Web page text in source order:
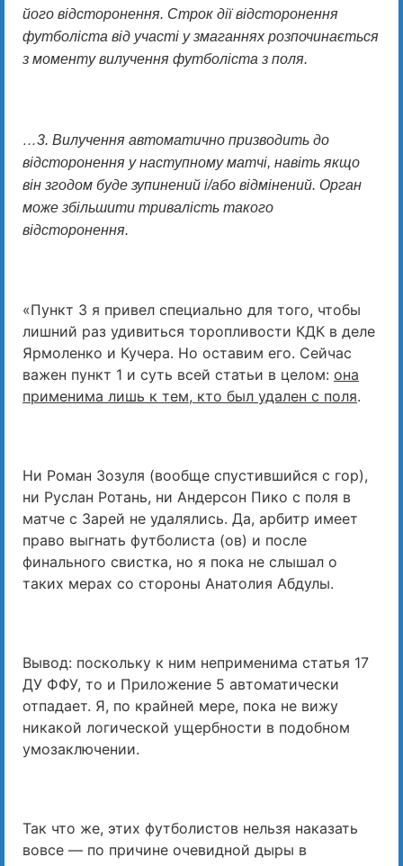
його відсторонення. Строк дії відсторонення
футболіста від участі у змаганнях розпочинається
з моменту вилучення футболіста з поля.
…3. Вилучення автоматично призводить до
відсторонення у наступному матчі, навіть якщо
він згодом буде зупинений і/або відмінений. Орган
може збільшити тривалість такого
відсторонення.
«Пункт 3 я привел специально для того, чтобы
лишний раз удивиться торопливости КДК в деле
Ярмоленко и Кучера. Но оставим его. Сейчас
важен пункт 1 и суть всей статьи в целом: она
применима лишь к тем, кто был удален с поля.
Ни Роман Зозуля (вообще спустившийся с гор),
ни Руслан Ротань, ни Андерсон Пико с поля в
матче с Зарей не удалялись. Да, арбитр имеет
право выгнать футболиста (ов) и после
финального свистка, но я пока не слышал о
таких мерах со стороны Анатолия Абдулы.
Вывод: поскольку к ним неприменима статья 17
ДУ ФФУ, то и Приложение 5 автоматически
отпадает. Я, по крайней мере, пока не вижу
никакой логической ущербности в подобном
умозаключении.
Так что же, этих футболистов нельзя наказать
вовсе — по причине очевидной дыры в